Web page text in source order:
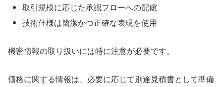
取引規模に応じた承認フローへの配慮
技術仕様は簡潔かつ正確な表現を使用
機密情報の取り扱いには特に注意が必要です。
価格に関する情報は、必要に応じて別途見積書として準備